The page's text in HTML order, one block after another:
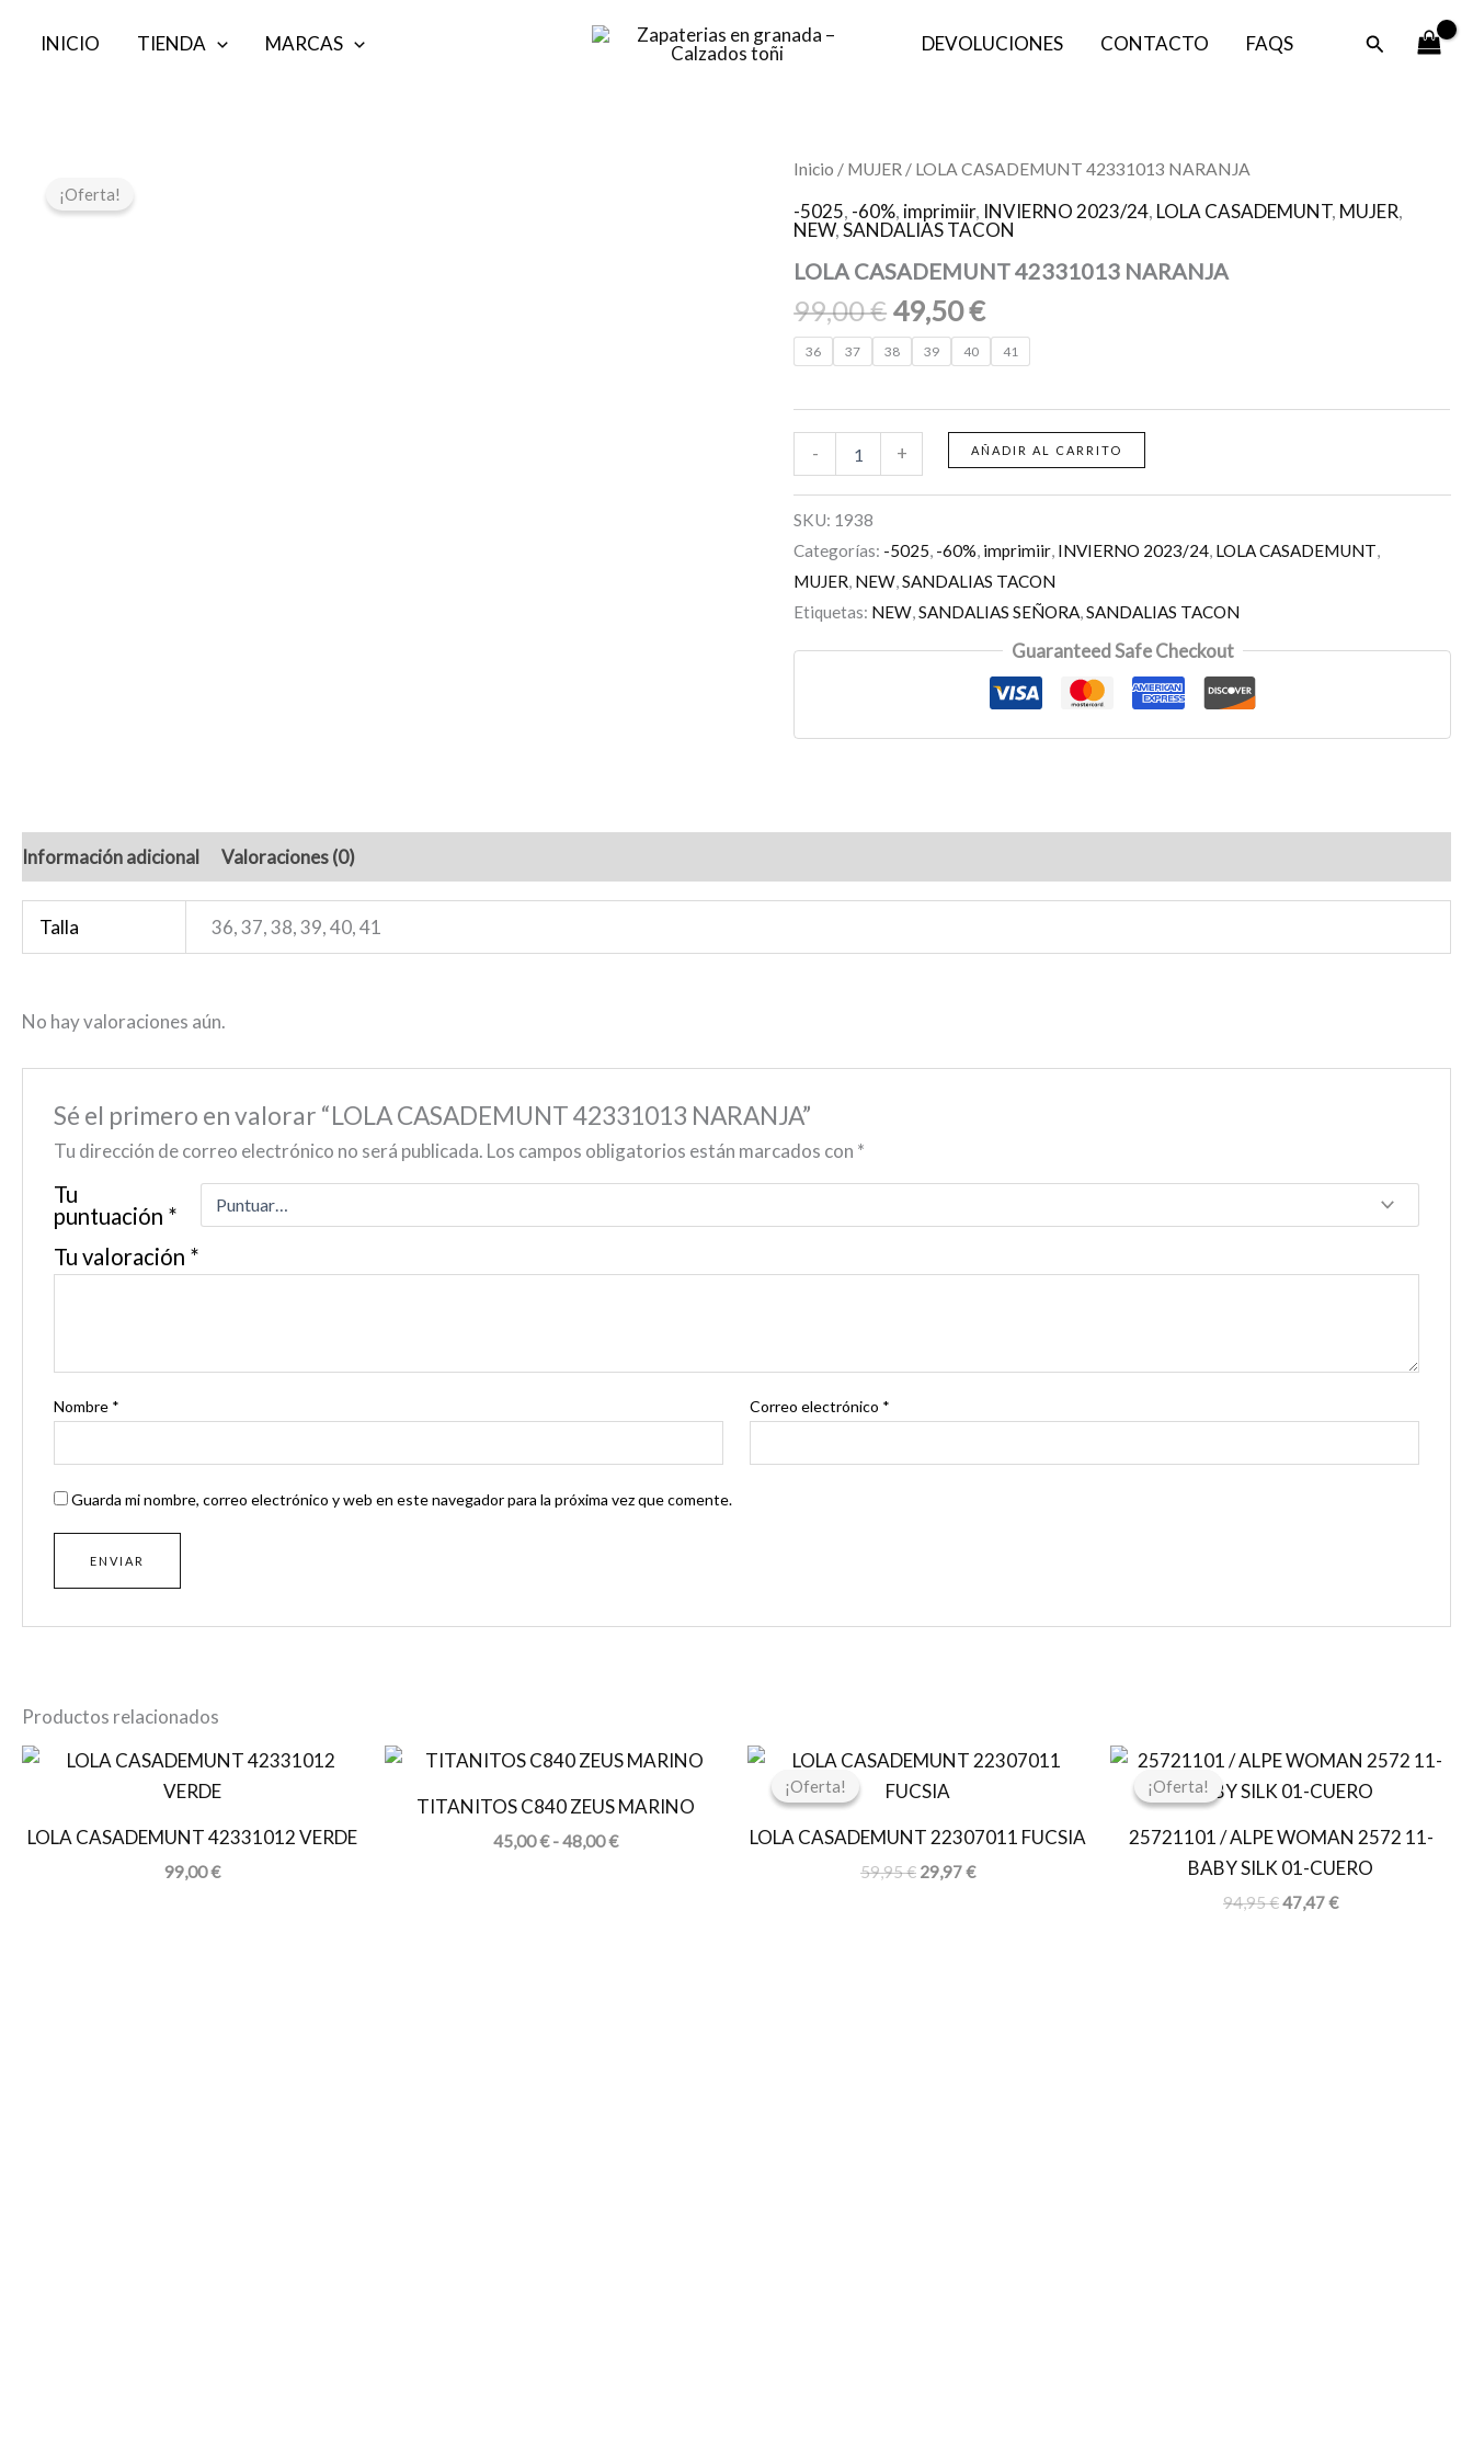
INICIO TIENDA MARCAS DEVOLUCIONES CONTACTO FAQS Buscar
¡Oferta!
Inicio / MUJER / LOLA CASADEMUNT 42331013 NARANJA
-5025, -60%, imprimiir, INVIERNO 2023/24, LOLA CASADEMUNT, MUJER,
NEW,SANDALIAS TACON
LOLA CASADEMUNT 42331013 NARANJA
99,00€
El
precio
original
era:
99,00 €.
49,50€
El
precio
actual
es:
49,50 €.
36 37 38 39 40 41
-
LOLA
42331013
NARANJA
+ AÑADIR AL CARRITO
SKU: 1938
Categorías: -5025, -60%, imprimiir, INVIERNO 2023/24, LOLA CASADEMUNT,
MUJER, NEW,SANDALIAS TACON
Etiquetas: NEW,SANDALIAS SEÑORA,SANDALIAS TACON
Guaranteed Safe Checkout
Información adicional Valoraciones (0)
Talla 36, 37, 38, 39, 40, 41
No hay valoraciones aún.
Sé el primero en valorar “LOLA CASADEMUNT 42331013 NARANJA”
Tu dirección de correo electrónico no será publicada. Los campos obligatorios están marcados con *
Tu
puntuación *
Tu valoración *
Nombre * Correo electrónico *
Guarda mi nombre, correo electrónico y web en este navegador para la próxima vez que comente.
Productos relacionados
LOLA CASADEMUNT 42331012 VERDE
99,00€
TITANITOS C840 ZEUS MARINO
45,00€ -48,00€
Rango
precios:
desde
45,00 €
¡Oferta!
¡Oferta!
LOLA CASADEMUNT 22307011 FUCSIA
59,95€
El
original
59,95 €.
29,97€
El
29,97 €.
¡Oferta!
¡Oferta!
25721101 / ALPE WOMAN 2572 11-
BABY SILK 01-CUERO
94,95€
El
original
94,95 €.
47,47€
El
actual
47,47 €.